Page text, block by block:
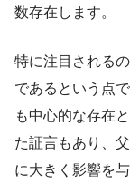
数存在します。
特に注目される
であるという点
も中心的な存在
た証言もあり、
に大きく影響を